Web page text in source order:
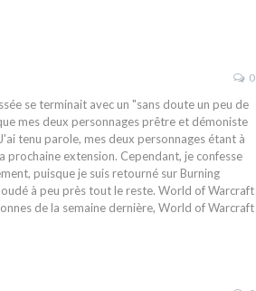
0
se terminait avec un "sans doute un peu de
mes deux personnages prêtre et démoniste
tenu parole, mes deux personnages étant à
prochaine extension. Cependant, je confesse
puisque je suis retourné sur Burning
à peu près tout le reste. World of Warcraft
de la semaine dernière, World of Warcraft